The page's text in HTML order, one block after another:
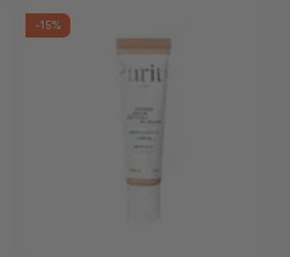
-15%